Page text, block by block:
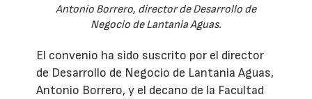
Antonio Borrero, director de Desarrollo de
Negocio de Lantania Aguas.
El convenio ha sido suscrito por el director
de Desarrollo de Negocio de Lantania Aguas,
Antonio Borrero, y el decano de la Facultad